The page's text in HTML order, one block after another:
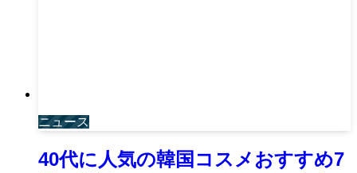
ニュース
40代に人気の韓国コスメおすすめ7